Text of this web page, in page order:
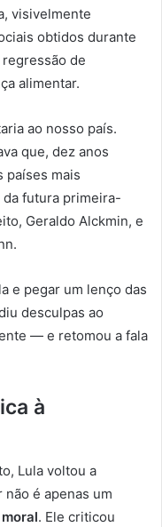
visivelmente
obtidos durante
de
alimentar.
ao nosso país.
que, dez anos
países mais
da futura primeira-
Geraldo Alckmin, e
e pegar um lenço das
desculpas ao
— e retomou a fala
à
Lula voltou a
é apenas um
. Ele criticou